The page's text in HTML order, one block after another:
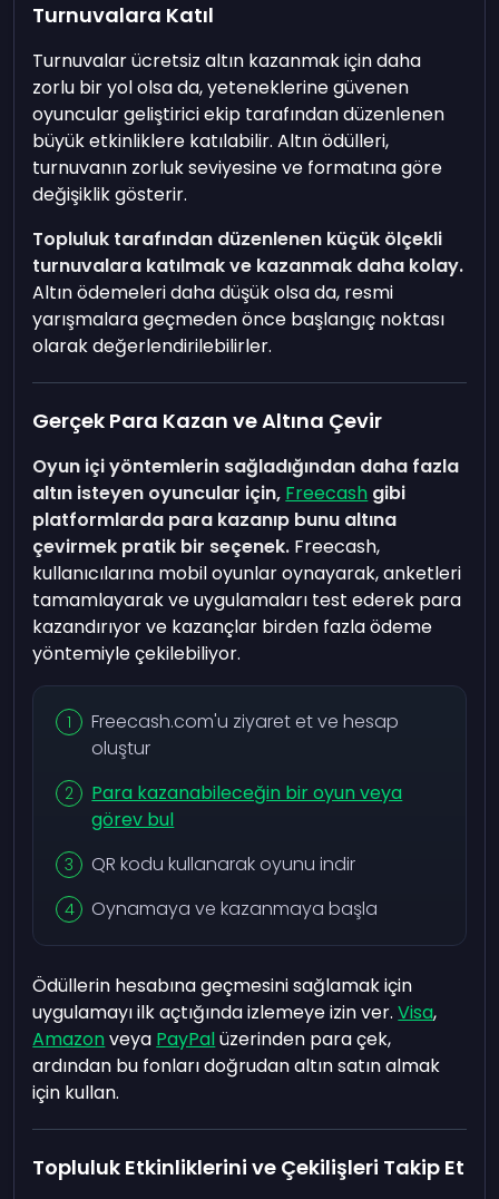
Turnuvalara Katıl
Turnuvalar ücretsiz altın kazanmak için daha
zorlu bir yol olsa da, yeteneklerine güvenen
oyuncular geliştirici ekip tarafından düzenlenen
büyük etkinliklere katılabilir. Altın ödülleri,
turnuvanın zorluk seviyesine ve formatına göre
değişiklik gösterir.
Topluluk tarafından düzenlenen küçük ölçekli
turnuvalara katılmak ve kazanmak daha kolay.
Altın ödemeleri daha düşük olsa da, resmi
yarışmalara geçmeden önce başlangıç noktası
olarak değerlendirilebilirler.
Gerçek Para Kazan ve Altına Çevir
Oyun içi yöntemlerin sağladığından daha fazla
altın isteyen oyuncular için, Freecash gibi
platformlarda para kazanıp bunu altına
çevirmek pratik bir seçenek. Freecash,
kullanıcılarına mobil oyunlar oynayarak, anketleri
tamamlayarak ve uygulamaları test ederek para
kazandırıyor ve kazançlar birden fazla ödeme
yöntemiyle çekilebiliyor.
Freecash.com'u ziyaret et ve hesap
oluştur
Para kazanabileceğin bir oyun veya
görev bul
QR kodu kullanarak oyunu indir
Oynamaya ve kazanmaya başla
Ödüllerin hesabına geçmesini sağlamak için
uygulamayı ilk açtığında izlemeye izin ver.Visa,
Amazonveya PayPalüzerinden para çek,
ardından bu fonları doğrudan altın satın almak
için kullan.
Topluluk Etkinliklerini ve Çekilişleri Takip Et